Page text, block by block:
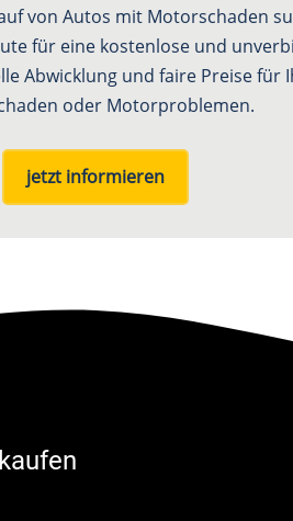
von Autos mit Motorschaden
für eine kostenlose und
Abwicklung und faire Preise
oder Motorproblemen.
jetzt informieren